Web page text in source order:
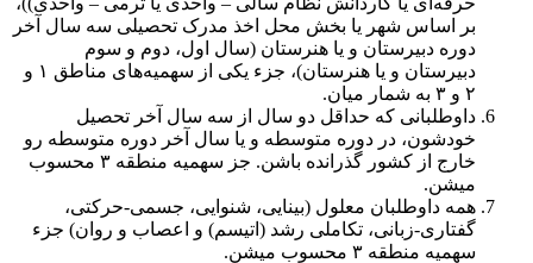
بر اساس شهر یا بخش محل اخذ مدرک تحصیلی سه سال آخر
دوره دبیرستان و یا هنرستان (سال اول، دوم و سوم
دبیرستان و یا هنرستان)، جزء یکی از سهمیه‌های مناطق ۱ و
۲ و ۳ به شمار میان.
داوطلبانی که حداقل دو سال از سه سال آخر تحصیل
خودشون، در دوره متوسطه و یا سال آخر دوره متوسطه رو
خارج از کشور گذرانده باشن. جز سهمیه منطقه ۳ محسوب
میشن.
همه داوطلبان معلول (بینایی، شنوایی، جسمی-حرکتی،
گفتاری-زبانی، تکاملی رشد (اتیسم) و اعصاب و روان) جزء
سهمیه منطقه ۳ محسوب میشن.